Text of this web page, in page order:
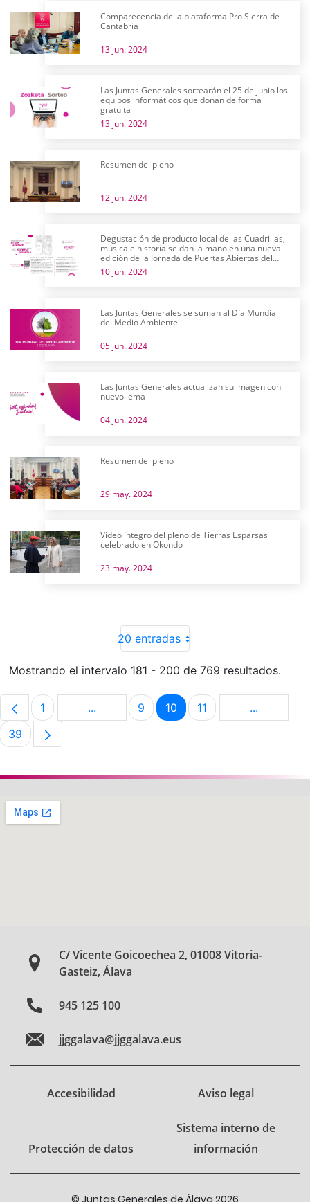
Comparecencia de la plataforma Pro Sierra de
Cantabria
13 jun. 2024
Las Juntas Generales sortearán el 25 de junio los
equipos informáticos que donan de forma
gratuita
13 jun. 2024
Resumen del pleno
12 jun. 2024
Degustación de producto local de las Cuadrillas,
música e historia se dan la mano en una nueva
edición de la Jornada de Puertas Abiertas del
parlamento alavés
10 jun. 2024
Las Juntas Generales se suman al Día Mundial
del Medio Ambiente
05 jun. 2024
Las Juntas Generales actualizan su imagen con
nuevo lema
04 jun. 2024
Resumen del pleno
29 may. 2024
Video íntegro del pleno de Tierras Esparsas
celebrado en Okondo
23 may. 2024
20 entradas
Mostrando el intervalo 181 - 200 de 769 resultados.
Página
1 ...Páginas intermedias Use TAB para
Página
9 Página
10 Página
11 ...Páginas
Página
39
C/ Vicente Goicoechea 2, 01008 Vitoria-
Gasteiz, Álava
945 125 100
jjggalava@jjggalava.eus
Accesibilidad Aviso legal
Protección de datos
Sistema interno de
información